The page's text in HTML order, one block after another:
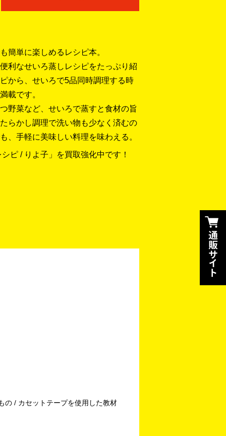
簡単に楽しめるレシピ本。
利なせいろ蒸しレシピをたっぷり紹
から、せいろで5品同時調理する時
載です。
野菜など、せいろで蒸すと食材の旨
らかし調理で洗い物も少なく済むの
、手軽に美味しい料理を味わえる。
ピ / りよ子」を買取強化中です！
の / カセットテープを使用した教材